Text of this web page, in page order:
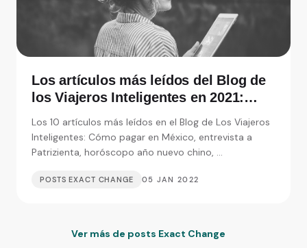
Los artículos más leídos del Blog de
los Viajeros Inteligentes en 2021:
extranjeras
Los 10 artículos más leídos en el Blog de Los Viajeros
Inteligentes: Cómo pagar en México, entrevista a
Patrizienta, horóscopo año nuevo chino, ...
POSTS EXACT CHANGE 05 JAN 2022
Ver más de posts Exact Change